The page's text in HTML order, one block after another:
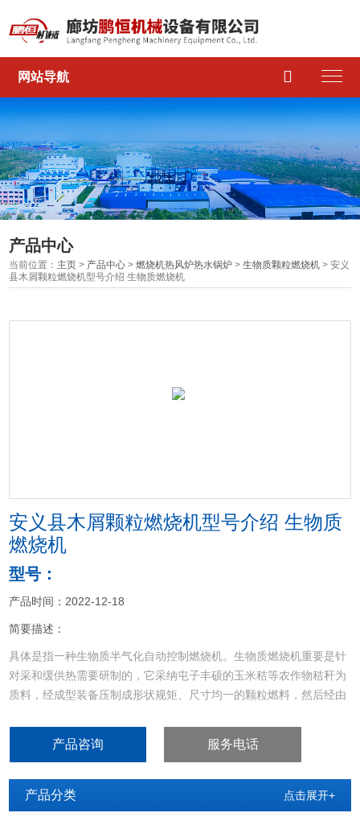
网站导航 
产品中心
当前位置： 主页 > 产品中心 >燃烧机热风炉热水锅炉 >生物质颗粒燃烧机 > 安义
县木屑颗粒燃烧机型号介绍 生物质燃烧机
安义县木屑颗粒燃烧机型号介绍 生物质
燃烧机
型号：
产品时间：2022-12-18
简要描述：
具体是指一种生物质半气化自动控制燃烧机。生物质燃烧机重要是针
对采和缓供热需要研制的，它采纳屯子丰硕的玉米秸等农作物秸秆为
质料，经成型装备压制成形状规矩、尺寸均一的颗粒燃料，然后经由
产品咨询 服务电话
产品分类 点击展开+